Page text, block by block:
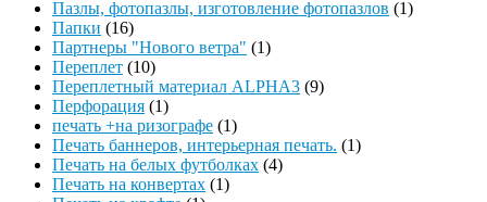
Пазлы, фотопазлы, изготовление фотопазлов (1)
Папки (16)
Партнеры "Нового ветра" (1)
Переплет (10)
Переплетный материал ALPHA3 (9)
Перфорация (1)
печать +на ризографе (1)
Печать баннеров, интерьерная печать. (1)
Печать на белых футболках (4)
Печать на конвертах (1)